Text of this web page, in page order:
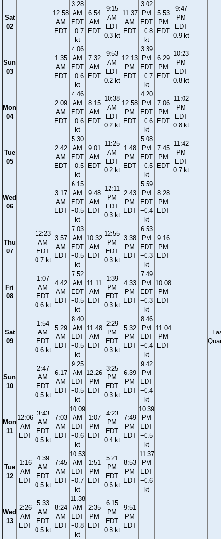
Sat
02
12:58
AM
EDT
3:28
AM
EDT
−0.7
kt
6:54
AM
EDT
9:15
AM
EDT
0.3 kt
11:37
AM
EDT
3:02
PM
EDT
−0.8
kt
5:53
PM
EDT
9:47
PM
EDT
0.9 kt
Sun
03
1:35
AM
EDT
4:06
AM
EDT
−0.6
kt
7:32
AM
EDT
9:53
AM
EDT
0.2 kt
12:13
PM
EDT
3:39
PM
EDT
−0.7
kt
6:29
PM
EDT
10:23
PM
EDT
0.8 kt
Mon
04
2:09
AM
EDT
4:46
AM
EDT
−0.6
kt
8:15
AM
EDT
10:38
AM
EDT
0.2 kt
12:58
PM
EDT
4:20
PM
EDT
−0.6
kt
7:06
PM
EDT
11:02
PM
EDT
0.8 kt
Tue
05
2:42
AM
EDT
5:30
AM
EDT
−0.5
kt
9:01
AM
EDT
11:25
AM
EDT
0.2 kt
1:48
PM
EDT
5:08
PM
EDT
−0.5
kt
7:45
PM
EDT
11:42
PM
EDT
0.7 kt
Wed
06
3:17
AM
EDT
6:15
AM
EDT
−0.5
kt
9:48
AM
EDT
12:11
PM
EDT
0.3 kt
2:43
PM
EDT
5:59
PM
EDT
−0.4
kt
8:28
PM
EDT
Thu
07
12:23
AM
EDT
0.7 kt
3:57
AM
EDT
7:03
AM
EDT
−0.5
kt
10:32
AM
EDT
12:55
PM
EDT
0.3 kt
3:38
PM
EDT
6:53
PM
EDT
−0.3
kt
9:16
PM
EDT
Fri
08
1:07
AM
EDT
0.6 kt
4:42
AM
EDT
7:52
AM
EDT
−0.5
kt
11:11
AM
EDT
1:39
PM
EDT
0.3 kt
4:33
PM
EDT
7:49
PM
EDT
−0.3
kt
10:08
PM
EDT
Sat
09
1:54
AM
EDT
0.6 kt
5:29
AM
EDT
8:40
AM
EDT
−0.5
kt
11:48
AM
EDT
2:29
PM
EDT
0.3 kt
5:32
PM
EDT
8:46
PM
EDT
−0.4
kt
11:04
PM
EDT
Sun
10
2:47
AM
EDT
0.5 kt
6:17
AM
EDT
9:25
AM
EDT
−0.5
kt
12:26
PM
EDT
3:25
PM
EDT
0.3 kt
6:39
PM
EDT
9:42
PM
EDT
−0.4
kt
Mon
11
12:06
AM
EDT
3:43
AM
EDT
0.5 kt
7:03
AM
EDT
10:09
AM
EDT
−0.6
kt
1:07
PM
EDT
4:23
PM
EDT
0.4 kt
7:49
PM
EDT
10:39
PM
EDT
−0.5
kt
Tue
12
1:16
AM
EDT
4:39
AM
EDT
0.5 kt
7:45
AM
EDT
10:53
AM
EDT
−0.7
kt
1:51
PM
EDT
5:21
PM
EDT
0.6 kt
8:53
PM
EDT
11:37
PM
EDT
−0.6
kt
Wed
13
2:26
AM
EDT
5:33
AM
EDT
0.5 kt
8:24
AM
EDT
11:38
AM
EDT
−0.8
kt
2:35
PM
EDT
6:15
PM
EDT
0.8 kt
9:51
PM
EDT